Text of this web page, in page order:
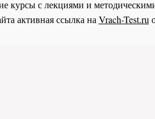
курсы с лекциями и
активная ссылка наVrach-Test.ru